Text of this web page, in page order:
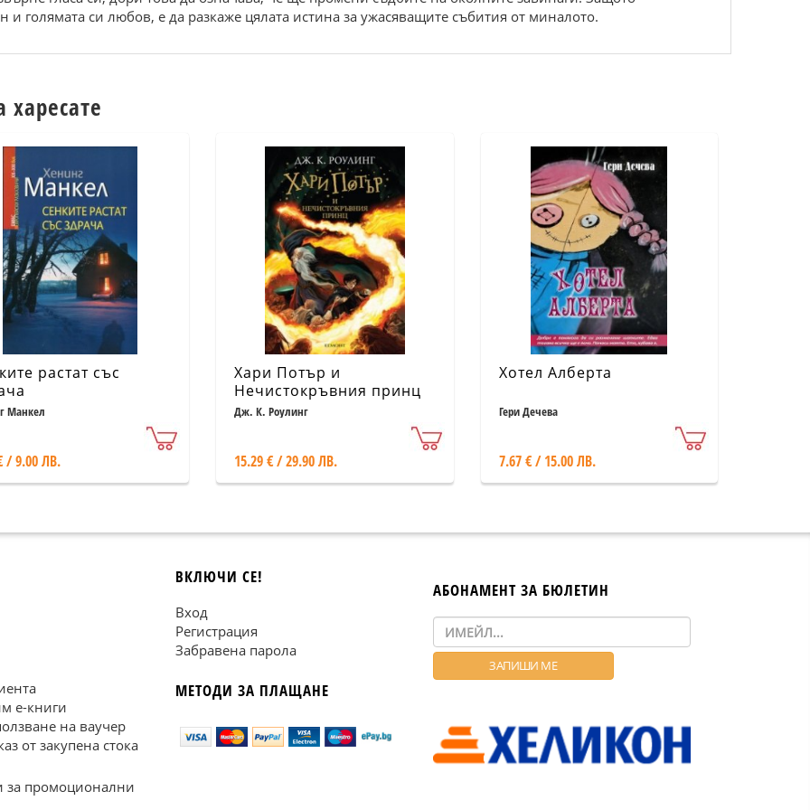
голямата си любов, е да разкаже цялата истина за ужасяващите събития от миналото.
растат със
Манкел
/ 9.00 ЛВ.
Хари Потър и
Нечистокръвния принц
Дж. К. Роулинг
15.29 € / 29.90 ЛВ.
Хотел Алберта
Гери Дечева
7.67 € / 15.00 ЛВ.
е-книги
на ваучер
от закупена стока
за промоционални
ВКЛЮЧИ СЕ!
Вход
Регистрация
Забравена парола
МЕТОДИ ЗА ПЛАЩАНЕ
АБОНАМЕНТ ЗА БЮЛЕТИН